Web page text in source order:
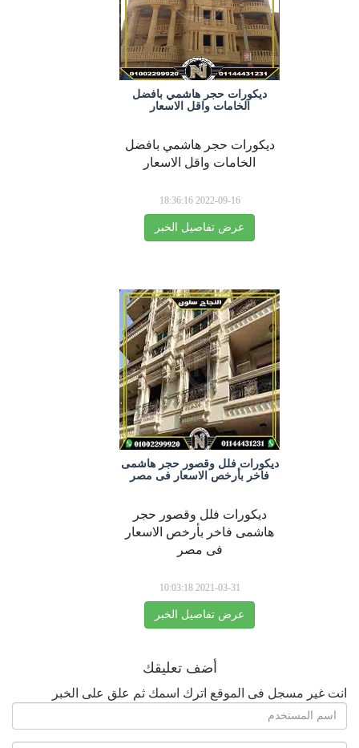
ديكورات حجر هاشمي بافضل
الخامات واقل الاسعار
ديكورات حجر هاشمي بافضل
الخامات واقل الاسعار
2022-09-16 18:36:16
عرض تفاصيل الخبر
ديكورات فلل وقصور حجر هاشمى
فاخر بأرخص الاسعار فى مصر
ديكورات فلل وقصور حجر
هاشمى فاخر بأرخص الاسعار
فى مصر
2021-03-31 10:03:18
عرض تفاصيل الخبر
أضف تعليقك
انت غير مسجل فى الموقع اترك اسمك ثم علق على الخبر